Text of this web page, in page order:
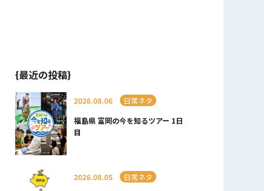
{最近の投稿}
2026.08.06
日常ネタ
福島県 富岡の今を知るツアー 1日
目
2026.08.05
日常ネタ